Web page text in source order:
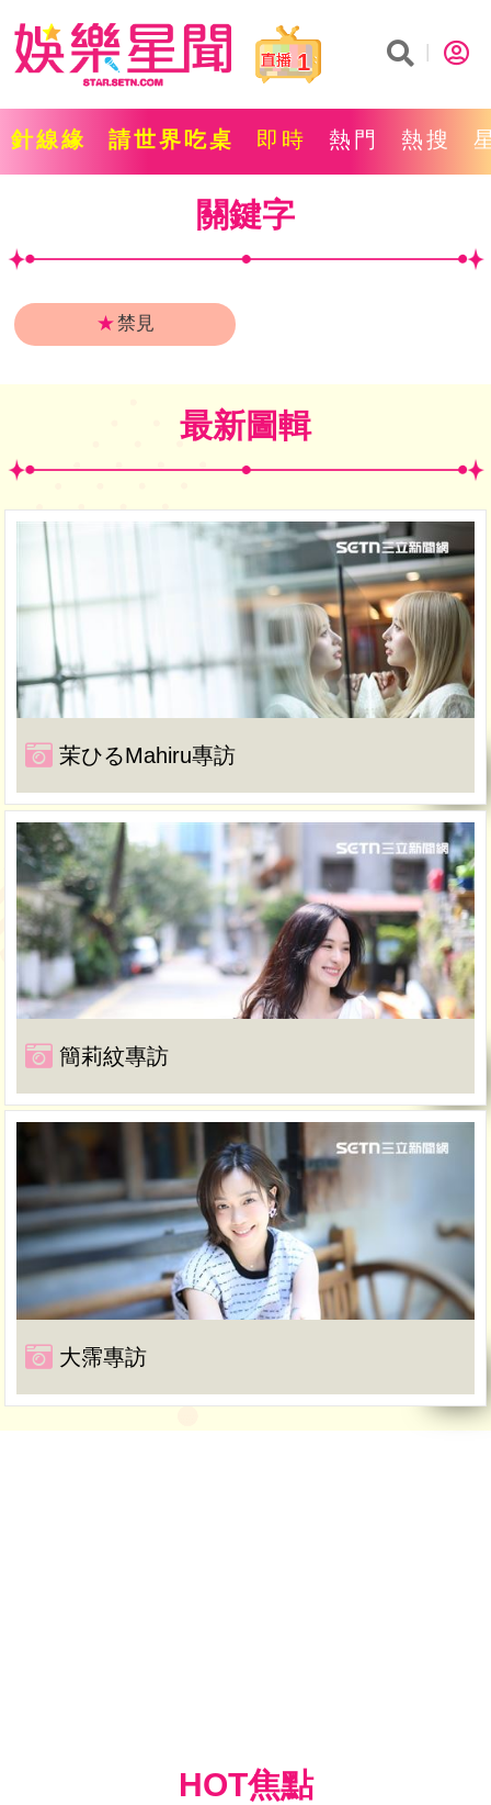
1
針線緣 請世界吃桌 即時 熱門 熱搜
關鍵字
★禁見
最新圖輯
茉ひるMahiru專訪
簡莉紋專訪
大霈專訪
HOT焦點